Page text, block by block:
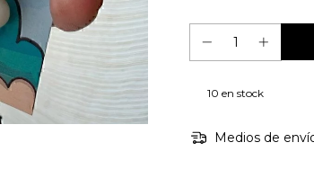
10 en stock
Medios de